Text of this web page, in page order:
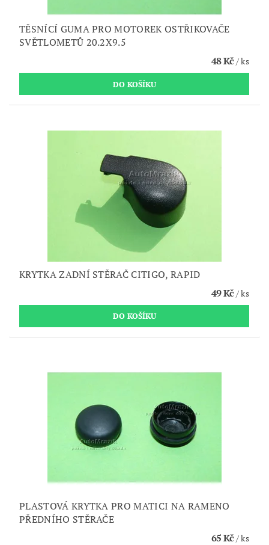
TĚSNÍCÍ GUMA PRO MOTOREK OSTŘIKOVAČE
SVĚTLOMETŮ 20.2X9.5
48 Kč/ ks
KRYTKA ZADNÍ STĚRAČ CITIGO, RAPID
49 Kč/ ks
PLASTOVÁ KRYTKA PRO MATICI NA RAMENO
PŘEDNÍHO STĚRAČE
65 Kč/ ks